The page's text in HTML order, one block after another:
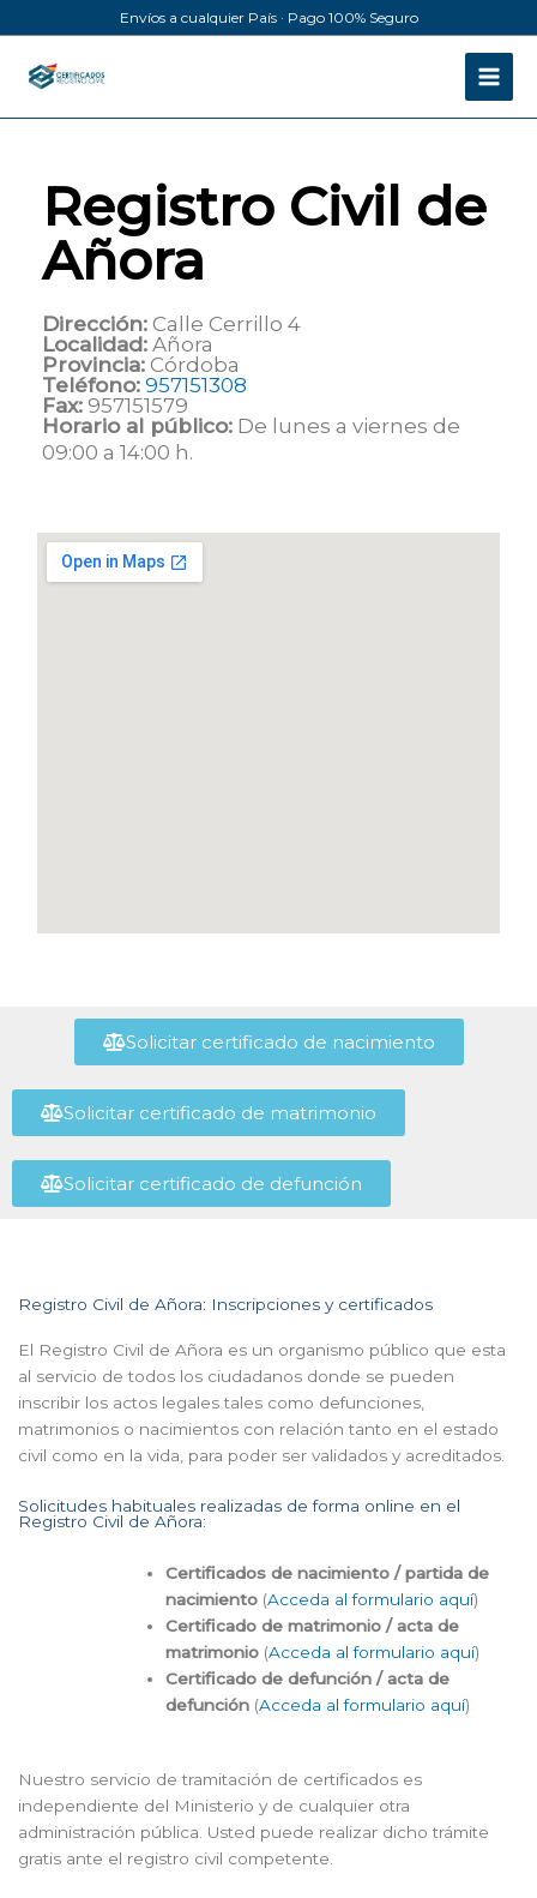
al
contenido
Envíos a cualquier País · Pago 100% Seguro
Registro Civil de
Añora
Dirección: Calle Cerrillo 4
Localidad: Añora
Provincia: Córdoba
Teléfono: 957151308
Fax: 957151579
Horario al público: De lunes a viernes de
09:00 a 14:00 h.
Solicitar certificado de nacimiento
Solicitar certificado de matrimonio
Solicitar certificado de defunción
Registro Civil de Añora: Inscripciones y certificados
El Registro Civil de Añora es un organismo público que esta
al servicio de todos los ciudadanos donde se pueden
inscribir los actos legales tales como defunciones,
matrimonios o nacimientos con relación tanto en el estado
civil como en la vida, para poder ser validados y acreditados.
Solicitudes habituales realizadas de forma online en el
Registro Civil de Añora:
Certificados de nacimiento / partida de
nacimiento (Acceda al formulario aquí)
Certificado de matrimonio / acta de
matrimonio (Acceda al formulario aquí)
Certificado de defunción / acta de
defunción (Acceda al formulario aquí)
Nuestro servicio de tramitación de certificados es
independiente del Ministerio y de cualquier otra
administración pública. Usted puede realizar dicho trámite
gratis ante el registro civil competente.